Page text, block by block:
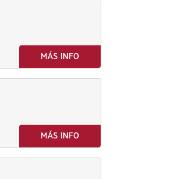
MÁS INFO
MÁS INFO